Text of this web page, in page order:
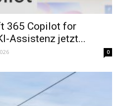
365 Copilot for
Assistenz jetzt...
0